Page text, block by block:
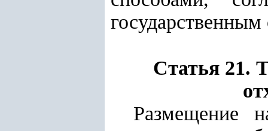
Статья 21.
Размещение